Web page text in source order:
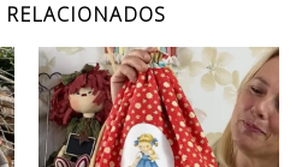
RELACIONADOS